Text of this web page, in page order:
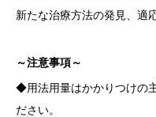
新たな治療方法の発見、適
～注意事項～
◆用法用量はかかりつけの
ださい。